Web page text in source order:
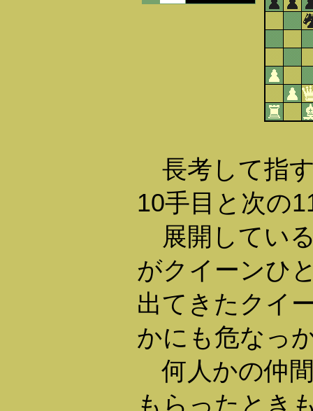
長考して指
10手目と次の
展開してい
がクイーンひ
出てきたクイ
かにも危なっ
何人かの仲
もらったとき